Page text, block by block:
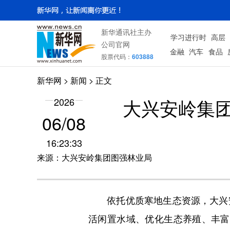
新华通讯社主办
公司官网
股票代码： 603888
学习进行时 高层
金融 汽车 食品
新华网 > 新闻 > 正文
2026
06/08
16:23:33
来源：大兴安岭集团图强林业局
大兴安岭集
依托优质寒地生态资源，大兴
活闲置水域、优化生态养殖、丰